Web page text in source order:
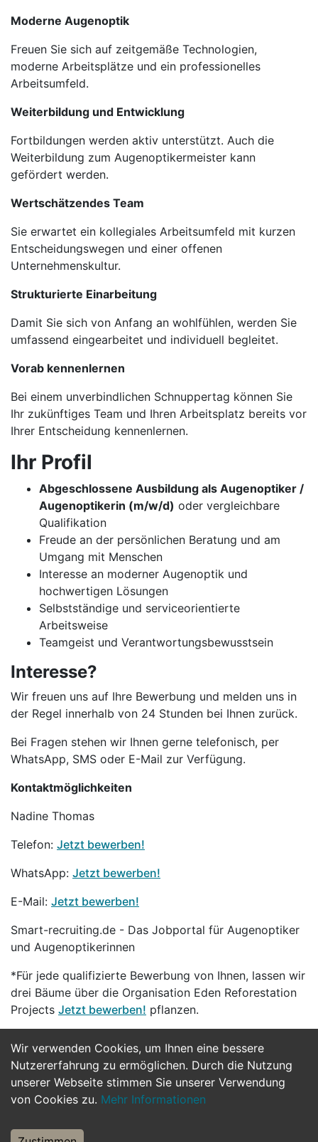
Wir verwenden Cookies, um Ihnen eine bessere
Nutzererfahrung zu ermöglichen. Durch die Nutzung
unserer Webseite stimmen Sie unserer Verwendung
von Cookies zu. Mehr Informationen
Moderne Augenoptik
Freuen Sie sich auf zeitgemäße Technologien,
moderne Arbeitsplätze und ein professionelles
Arbeitsumfeld.
Weiterbildung und Entwicklung
Fortbildungen werden aktiv unterstützt. Auch die
Weiterbildung zum Augenoptikermeister kann
gefördert werden.
Wertschätzendes Team
Sie erwartet ein kollegiales Arbeitsumfeld mit kurzen
Entscheidungswegen und einer offenen
Unternehmenskultur.
Strukturierte Einarbeitung
Damit Sie sich von Anfang an wohlfühlen, werden Sie
umfassend eingearbeitet und individuell begleitet.
Vorab kennenlernen
Bei einem unverbindlichen Schnuppertag können Sie
Ihr zukünftiges Team und Ihren Arbeitsplatz bereits vor
Ihrer Entscheidung kennenlernen.
Ihr Profil
Abgeschlossene Ausbildung als Augenoptiker /
Augenoptikerin (m/w/d) oder vergleichbare
Qualifikation
Freude an der persönlichen Beratung und am
Umgang mit Menschen
Interesse an moderner Augenoptik und
hochwertigen Lösungen
Selbstständige und serviceorientierte
Arbeitsweise
Teamgeist und Verantwortungsbewusstsein
Interesse?
Wir freuen uns auf Ihre Bewerbung und melden uns in
der Regel innerhalb von 24 Stunden bei Ihnen zurück.
Bei Fragen stehen wir Ihnen gerne telefonisch, per
WhatsApp, SMS oder E-Mail zur Verfügung.
Kontaktmöglichkeiten
Nadine Thomas
Telefon: Jetzt bewerben!
WhatsApp: Jetzt bewerben!
E-Mail: Jetzt bewerben!
Smart-recruiting.de - Das Jobportal für Augenoptiker
und Augenoptikerinnen
*Für jede qualifizierte Bewerbung von Ihnen, lassen wir
drei Bäume über die Organisation Eden Reforestation
Projects Jetzt bewerben! pflanzen.
Jetzt Bewerben